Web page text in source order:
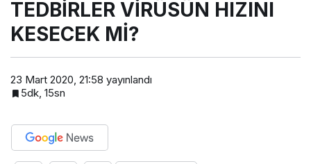
TEDBİRLER VİRÜSÜN HIZINI
KESECEK Mİ?
23 Mart 2020, 21:58 yayınlandı
5dk, 15sn